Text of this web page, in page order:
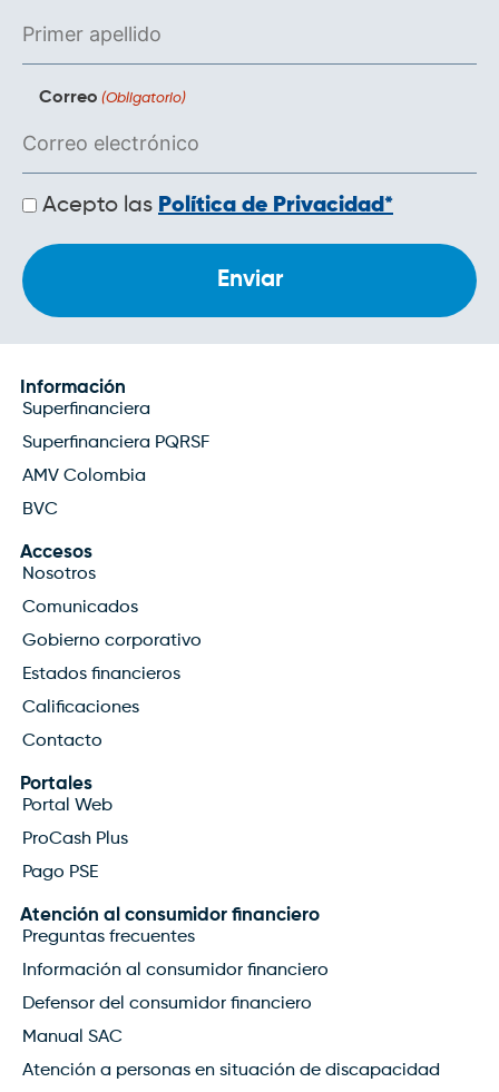
Correo (Obligatorio)
Políticas
de
Acepto las Política de Privacidad*
Información
Superfinanciera
Superfinanciera PQRSF
AMV Colombia
BVC
Accesos
Nosotros
Comunicados
Gobierno corporativo
Estados financieros
Calificaciones
Contacto
Portales
Portal Web
ProCash Plus
Pago PSE
Atención al consumidor financiero
Preguntas frecuentes
Información al consumidor financiero
Defensor del consumidor financiero
Manual SAC
Atención a personas en situación de discapacidad